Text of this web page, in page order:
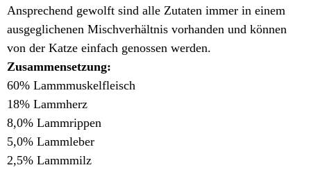
Ansprechend gewolft sind alle Zutaten immer in einem
ausgeglichenen Mischverhältnis vorhanden und können
von der Katze einfach genossen werden.
Zusammensetzung:
60% Lammmuskelfleisch
18% Lammherz
8,0% Lammrippen
5,0% Lammleber
2,5% Lammmilz